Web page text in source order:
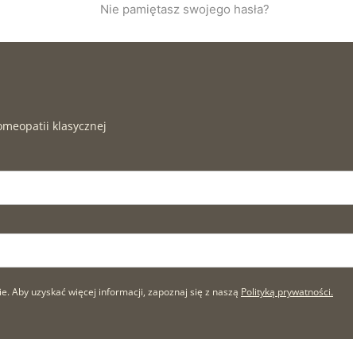
Nie pamiętasz swojego hasła?
klasycznej
Aby uzyskać więcej informacji, zapoznaj się z naszą Polityką prywatności.